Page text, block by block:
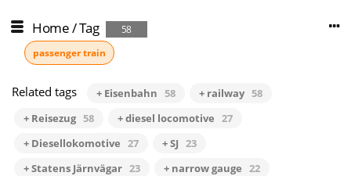
Home/Tag
58
passenger train
Related tags + Eisenbahn 58 + railway 58
+ Reisezug 58 + diesel locomotive 27
+ Diesellokomotive 27 + SJ 23
+ Statens Järnvägar 23 + narrow gauge 22